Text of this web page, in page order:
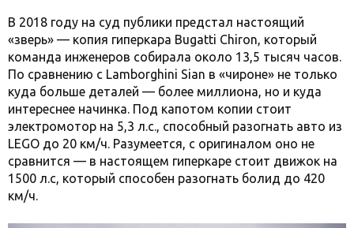
В 2018 году на суд публики предстал настоящий
«зверь» — копия гиперкара Bugatti Chiron, который
команда инженеров собирала около 13,5 тысяч часов.
По сравнению с Lamborghini Sian в «чироне» не только
куда больше деталей — более миллиона, но и куда
интереснее начинка. Под капотом копии стоит
электромотор на 5,3 л.с., способный разогнать авто из
LEGO до 20 км/ч. Разумеется, с оригиналом оно не
сравнится — в настоящем гиперкаре стоит движок на
1500 л.с, который способен разогнать болид до 420
км/ч.